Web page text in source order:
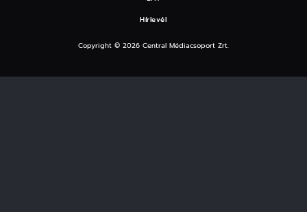
Hírlevél
Copyright © 2026 Central Médiacsoport Zrt.